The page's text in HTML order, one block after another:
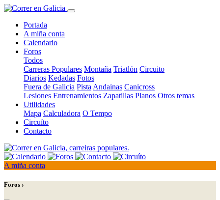
Portada
A miña conta
Calendario
Foros
Todos
Carreras Populares Montaña Triatlón Circuito
Diarios Kedadas Fotos
Fuera de Galicia Pista Andainas Canicross
Lesiones Entrenamientos Zapatillas Planos Otros temas
Utilidades
Mapa Calculadora O Tempo
Circuíto
Contacto
A miña conta
Foros ›